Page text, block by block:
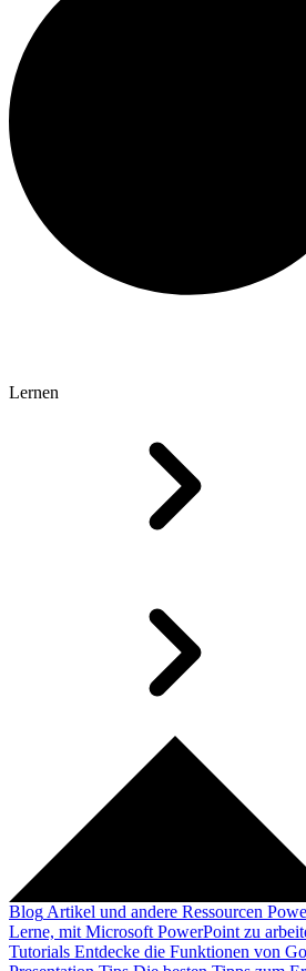
Lernen
Blog Artikel und andere Ressourcen
Lerne, mit Microsoft PowerPoint zu
Tutorials Entdecke die Funktionen von